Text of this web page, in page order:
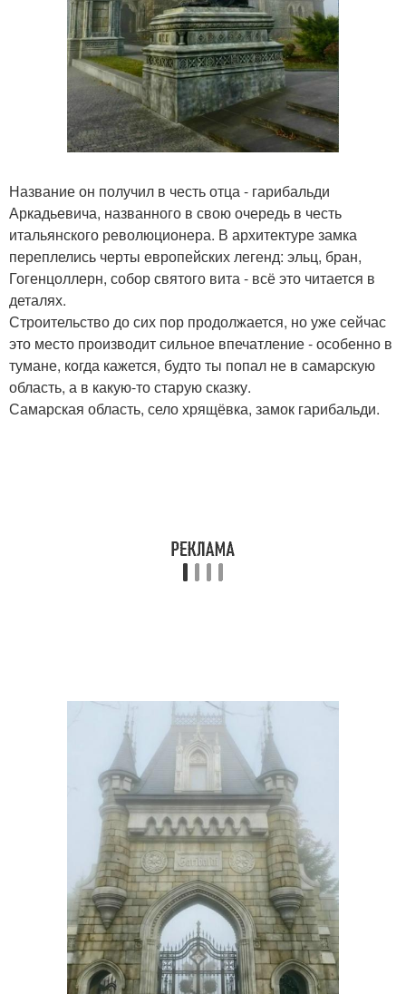
Название он получил в честь отца - гарибальди
Аркадьевича, названного в свою очередь в честь
итальянского революционера. В архитектуре замка
переплелись черты европейских легенд: эльц, бран,
Гогенцоллерн, собор святого вита - всё это читается в
деталях.
Строительство до сих пор продолжается, но уже сейчас
это место производит сильное впечатление - особенно в
тумане, когда кажется, будто ты попал не в самарскую
область, а в какую-то старую сказку.
Самарская область, село хрящёвка, замок гарибальди.